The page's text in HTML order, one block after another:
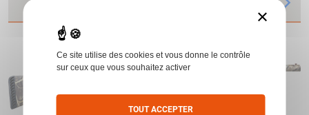
×
Ce site utilise des cookies et vous donne le contrôle
sur ceux que vous souhaitez activer
TOUT ACCEPTER